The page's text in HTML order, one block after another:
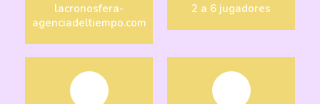
lacronosfera-
agenciadeltiempo.com
2 a 6 jugadores